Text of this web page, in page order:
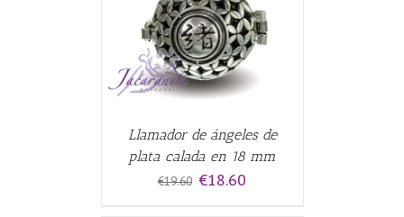
Llamador de ángeles de
plata calada en 18 mm
€19.60 El
€18.60